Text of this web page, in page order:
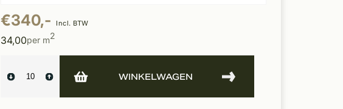
€340,- Incl. BTW
34,00per m2
WINKELWAGEN